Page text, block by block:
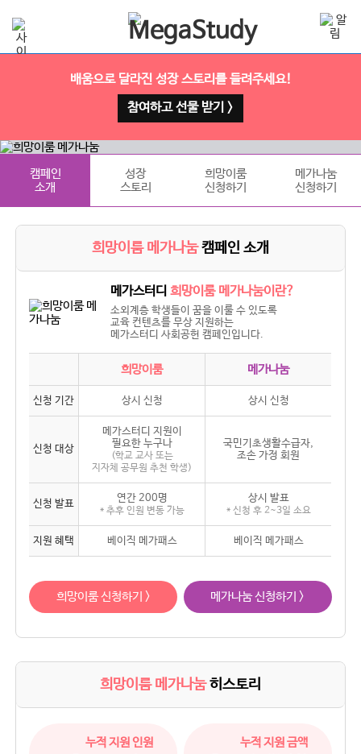
배움으로 달라진 성장 스토리를 들려주세요!
참여하고 선물 받기 >
캠페인
소개
성장
스토리
희망이룸
신청하기
메가나눔
신청하기
희망이룸 메가나눔캠페인 소개
메가스터디희망이룸 메가나눔이란?
소외계층 학생들이 꿈을 이룰 수 있도록
교육 컨텐츠를 무상 지원하는
메가스터디 사회공헌 캠페인입니다.
희망이룸 메가나눔
신청 기간 상시 신청 상시 신청
신청 대상
메가스터디 지원이
필요한 누구나
(학교 교사 또는
지자체 공무원 추천 학생)
국민기초생활수급자,
조손 가정 회원
신청 발표 연간 200명
* 추후 인원 변동 가능
상시 발표
* 신청 후 2~3일 소요
지원 혜택 베이직 메가패스 베이직 메가패스
희망이룸 신청하기 > 메가나눔 신청하기 >
희망이룸 메가나눔히스토리
누적 지원 인원 누적 지원 금액